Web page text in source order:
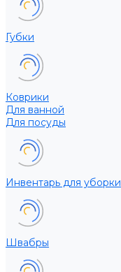
Губки
Коврики
Для ванной
Для посуды
Инвентарь для уборки
Швабры